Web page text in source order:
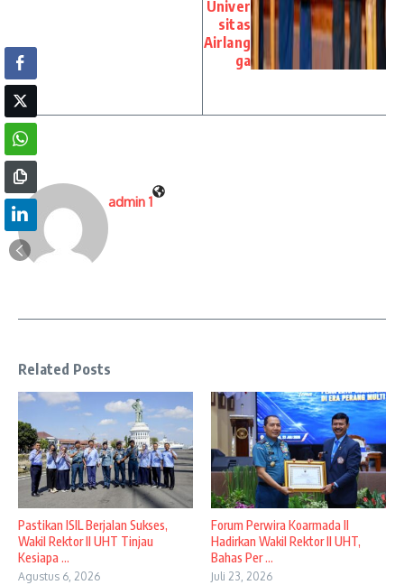
Univer
sitas
Airlang
ga
admin 1
Related Posts
Pastikan ISIL Berjalan Sukses,
Wakil Rektor II UHT Tinjau
Kesiapa ...
Agustus 6, 2026
Forum Perwira Koarmada II
Hadirkan Wakil Rektor II UHT,
Bahas Per ...
Juli 23, 2026